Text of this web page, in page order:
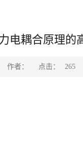
电耦合原理的
作者： 点击： 265